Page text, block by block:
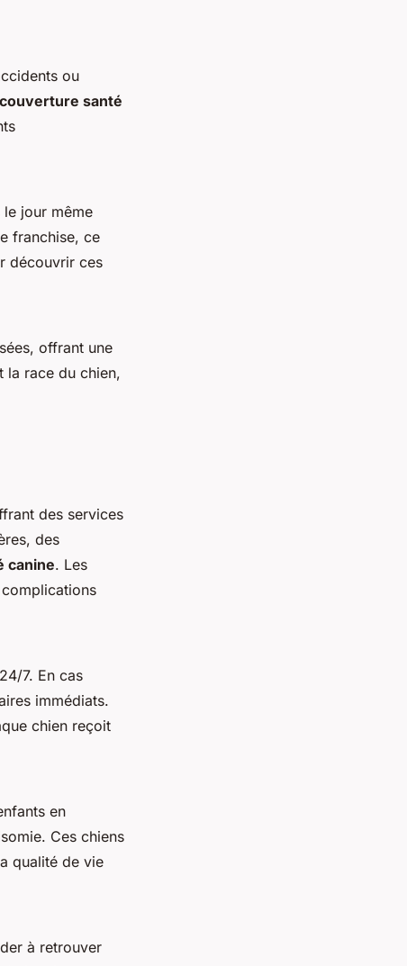
ou
couverture santé
jour même
franchise, ce
découvrir ces
offrant une
la race du chien,
des services
des
canine. Les
7. En cas
immédiats.
chien reçoit
en
Ces chiens
qualité de vie
à retrouver